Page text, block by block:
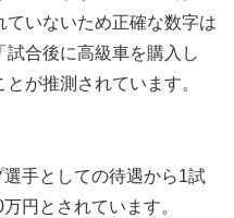
ていないため正確な数字は
合後に高級車を購入し
が推測されています。
手としての待遇から1試
円とされています。